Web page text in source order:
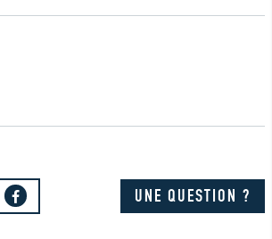
UNE QUESTION ?